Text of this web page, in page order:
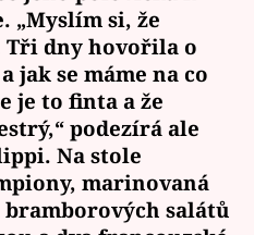
„Myslím si, že
Tři dny hovořila o
jak se máme na co
je to finta a že
podezírá ale
Na stole
marinovaná
salátů